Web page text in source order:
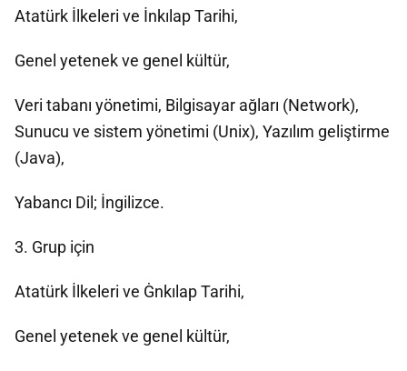
Atatürk İlkeleri ve İnkılap Tarihi,
Genel yetenek ve genel kültür,
Veri tabanı yönetimi, Bilgisayar ağları (Network),
Sunucu ve sistem yönetimi (Unix), Yazılım geliştirme
(Java),
Yabancı Dil; İngilizce.
3. Grup için
Atatürk İlkeleri ve Ġnkılap Tarihi,
Genel yetenek ve genel kültür,